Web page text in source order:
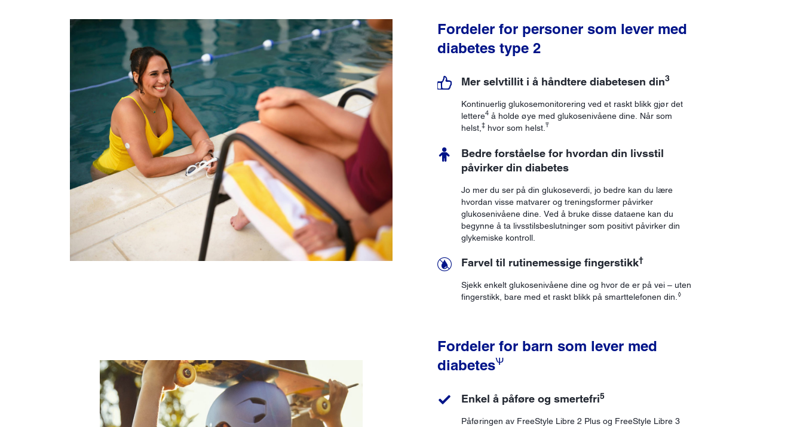
Fordeler for personer som lever med
diabetes type 2
Mer selvtillit i å håndtere diabetesen din3
Kontinuerlig glukosemonitorering ved et raskt blikk gjør det
lettere4 å holde øye med glukosenivåene dine. Når som
helst, ‡ hvor som helst. ₸
Bedre forståelse for hvordan din livsstil
påvirker din diabetes
Jo mer du ser på din glukoseverdi, jo bedre kan du lære
hvordan visse matvarer og treningsformer påvirker
glukosenivåene dine. Ved å bruke disse dataene kan du
begynne å ta livsstilsbeslutninger som positivt påvirker din
glykemiske kontroll.
Farvel til rutinemessige fingerstikk†
Sjekk enkelt glukosenivåene dine og hvor de er på vei – uten
fingerstikk, bare med et raskt blikk på smarttelefonen din.◊
Fordeler for barn som lever med
diabetesѰ
Enkel å påføre og smertefri5
Påføringen av FreeStyle Libre 2 Plus og FreeStyle Libre 3